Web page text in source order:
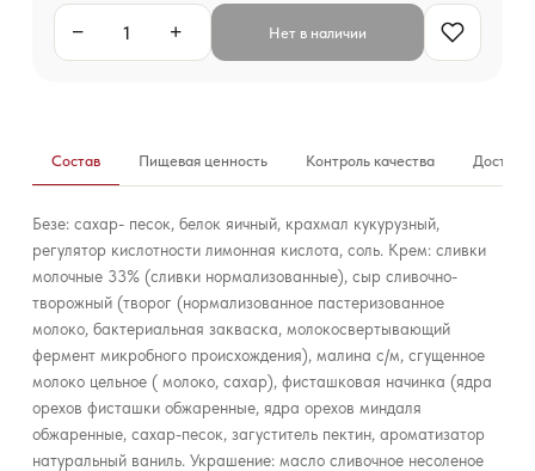
− + Нет в наличии
Состав Пищевая ценность Контроль качества
Безе: сахар- песок, белок яичный, крахмал кукурузный,
регулятор кислотности лимонная кислота, соль. Крем: сливки
молочные 33% (сливки нормализованные), сыр сливочно-
творожный (творог (нормализованное пастеризованное
молоко, бактериальная закваска, молокосвертывающий
фермент микробного происхождения), малина с/м, сгущенное
молоко цельное ( молоко, сахар), фисташковая начинка (ядра
орехов фисташки обжаренные, ядра орехов миндаля
обжаренные, сахар-песок, загуститель пектин, ароматизатор
натуральный ваниль. Украшение: масло сливочное несоленое